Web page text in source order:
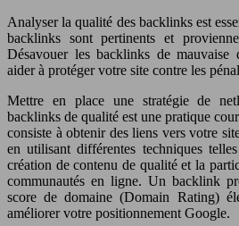
Analyser la qualité des backlinks est
backlinks sont pertinents et
Désavouer les backlinks de mauvaise
aider à protéger votre site contre les
Mettre en place une stratégie de
backlinks de qualité est une pratique
consiste à obtenir des liens vers votre
en utilisant différentes techniques
création de contenu de qualité et la
communautés en ligne. Un backlink
score de domaine (Domain Rating)
améliorer votre positionnement Google.